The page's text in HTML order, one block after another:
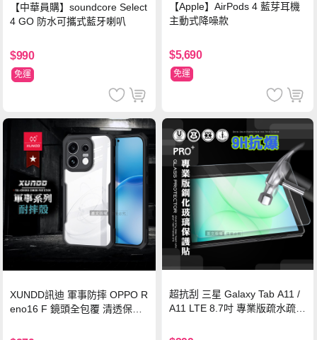
【中華員購】soundcore Select
4 GO 防水可攜式藍牙喇叭
$990
免運
【Apple】AirPods 4 藍芽耳機
主動式降噪款
$5,690
免運
XUNDD訊迪 軍事防摔 OPPO R
eno16 F 鏡頭全包覆 清透保護
超抗刮 三星 Galaxy Tab A11 /
A11 LTE 8.7吋 專業版疏水疏油